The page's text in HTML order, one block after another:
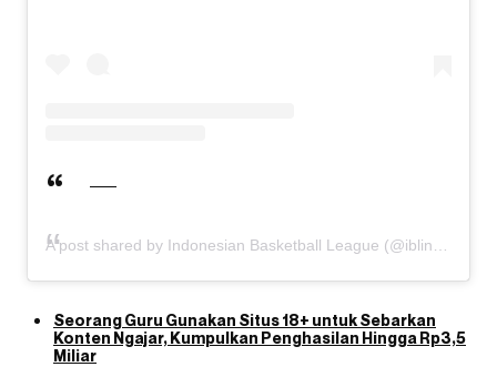
A post shared by Indonesian Basketball League (@iblindonesia)
Seorang Guru Gunakan Situs 18+ untuk Sebarkan
Konten Ngajar, Kumpulkan Penghasilan Hingga Rp3,5
Miliar